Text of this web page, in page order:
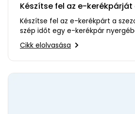
Készítse fel az e-kerékpárját
Készítse fel az e-kerékpárt a
szép időt egy e-kerékpár
megfelelően…
Cikk elolvasása